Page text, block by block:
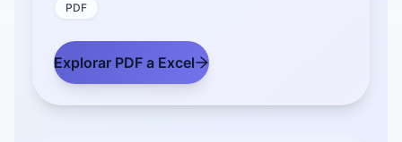
PDF
Explorar PDF a Excel